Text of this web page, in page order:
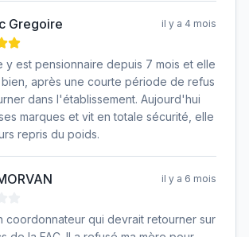
Gregoire il y a 4 mois
y est pensionnaire depuis 7 mois et elle
après une courte période de refus
dans l'établissement. Aujourd'hui
marques et vit en totale sécurité, elle
repris du poids.
il y a 6 mois
coordonnateur qui devrait retourner sur